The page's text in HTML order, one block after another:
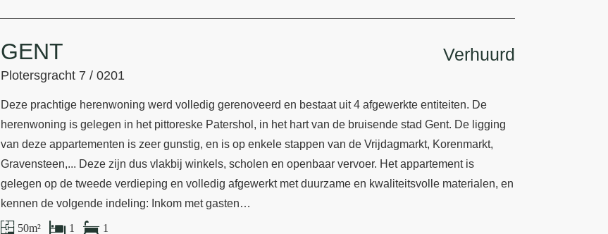
GENT
Plotersgracht 7 / 0201
Verhuurd
Deze prachtige herenwoning werd volledig gerenoveerd en bestaat uit 4 afgewerkte entiteiten. De
herenwoning is gelegen in het pittoreske Patershol, in het hart van de bruisende stad Gent. De ligging
van deze appartementen is zeer gunstig, en is op enkele stappen van de Vrijdagmarkt, Korenmarkt,
Gravensteen,... Deze zijn dus vlakbij winkels, scholen en openbaar vervoer. Het appartement is
gelegen op de tweede verdieping en volledig afgewerkt met duurzame en kwaliteitsvolle materialen, en
kennen de volgende indeling: Inkom met gasten…
50 m² 1 1